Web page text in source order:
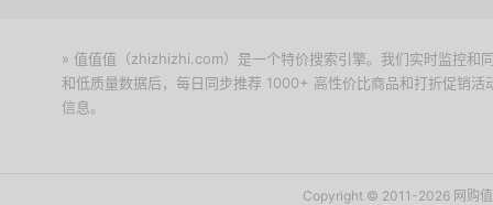
» 值值值（zhizhizhi.com）是一个特价搜索引擎。我们实时监控和
和低质量数据后，每日同步推荐 1000+ 高性价比商品和打折促销
信息。
Copyright © 2011-2026 网购